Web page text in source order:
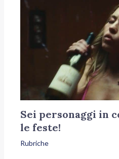
Sei personaggi in
le feste!
Rubriche